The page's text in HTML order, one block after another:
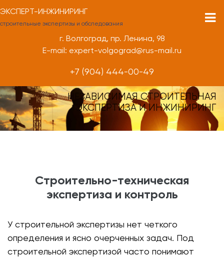
ЭКСПЕРТ-ИНЖИНИРИНГ
строительные экспертизы и обследования
г. Волгоград, пр. Ленина, 98
E-mail: expert-volgograd@rus-mail.ru
+7 (904) 444-00-49
НЕЗАВИСИМАЯ СТРОИТЕЛЬНАЯ
ЭКСПЕРТИЗА И ИНЖИНИРИНГ
Строительно-техническая
экспертиза и контроль
У строительной экспертизы нет четкого
определения и ясно очерченных задач. Под
строительной экспертизой часто понимают